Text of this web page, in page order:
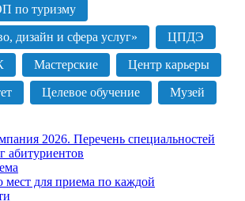
по туризму
дизайн и сфера услуг» ЦПДЭ
Мастерские Центр карьеры
Целевое обучение Музей
2026. Перечень специальностей
абитуриентов
мест для приема по каждой